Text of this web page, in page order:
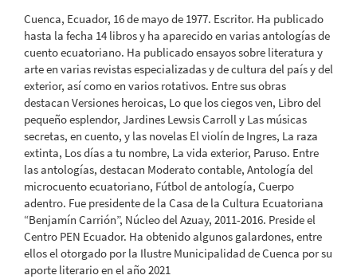
artículo
Cuenca, Ecuador, 16 de mayo de 1977. Escritor. Ha publicado
hasta la fecha 14 libros y ha aparecido en varias antologías de
cuento ecuatoriano. Ha publicado ensayos sobre literatura y
arte en varias revistas especializadas y de cultura del país y del
exterior, así como en varios rotativos. Entre sus obras
destacan Versiones heroicas, Lo que los ciegos ven, Libro del
pequeño esplendor, Jardines Lewsis Carroll y Las músicas
secretas, en cuento, y las novelas El violín de Ingres, La raza
extinta, Los días a tu nombre, La vida exterior, Paruso. Entre
las antologías, destacan Moderato contable, Antología del
microcuento ecuatoriano, Fútbol de antología, Cuerpo
adentro. Fue presidente de la Casa de la Cultura Ecuatoriana
“Benjamín Carrión”, Núcleo del Azuay, 2011-2016. Preside el
Centro PEN Ecuador. Ha obtenido algunos galardones, entre
ellos el otorgado por la Ilustre Municipalidad de Cuenca por su
aporte literario en el año 2021